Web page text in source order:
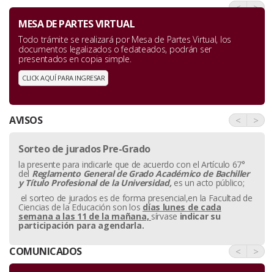
< >
MESA DE PARTES VIRTUAL
Todo trámite se realizará por Mesa de Partes Virtual, los
documentos legalizados o fedateados, podrán ser
presentados en copia simple.
CLICK AQUÍ PARA INGRESAR
AVISOS < >
Sorteo de jurados Pre-Grado
la presente para indicarle que de acuerdo con el Artículo 67°
del Reglamento General de Grado Académico de Bachiller
yTítulo Profesional de la Universidad, es un acto público;
el sorteo de jurados es de forma presencial,en la Facultad de
Ciencias de la Educación son los días lunes de cada
semana a las 11 de la mañana, sírvase indicar su
participación para agendarla.
COMUNICADOS < >